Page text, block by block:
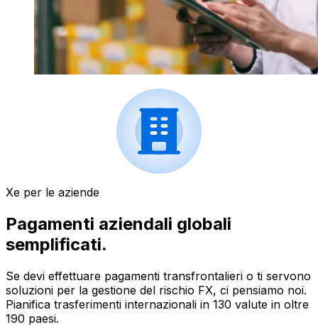
Xe per le aziende
Pagamenti aziendali globali
semplificati.
Se devi effettuare pagamenti transfrontalieri o ti servono
soluzioni per la gestione del rischio FX, ci pensiamo noi.
Pianifica trasferimenti internazionali in 130 valute in oltre
190 paesi.